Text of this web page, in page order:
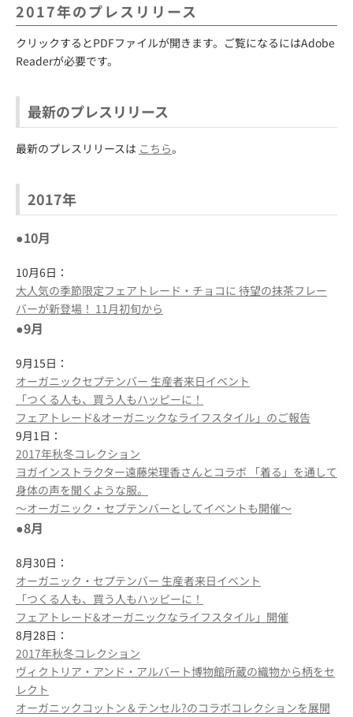
2017年のプレスリリース
クリックするとPDFファイルが開きます。ご覧になるにはAdobe
Readerが必要です。
最新のプレスリリース
最新のプレスリリースは こちら。
2017年
●10月
10月6日：
大人気の季節限定フェアトレード・チョコに 待望の抹茶フレー
バーが新登場！ 11月初旬から
●9月
9月15日：
オーガニックセプテンバー 生産者来日イベント
「つくる人も、買う人もハッピーに！
フェアトレード&オーガニックなライフスタイル」のご報告
9月1日：
2017年秋冬コレクション
ヨガインストラクター遠藤栄理香さんとコラボ 「着る」を通して
身体の声を聞くような服。
～オーガニック・セプテンバーとしてイベントも開催～
●8月
8月30日：
オーガニック・セプテンバー 生産者来日イベント
「つくる人も、買う人もハッピーに！
フェアトレード&オーガニックなライフスタイル」開催
8月28日：
2017年秋冬コレクション
ヴィクトリア・アンド・アルバート博物館所蔵の織物から柄をセ
レクト
オーガニックコットン＆テンセル?のコラボコレクションを展開